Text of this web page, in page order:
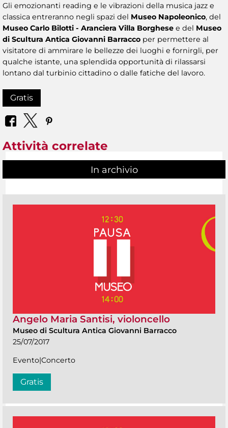
Gli emozionanti reading e le vibrazioni della musica jazz e
classica entreranno negli spazi del Museo Napoleonico, del
Museo Carlo Bilotti - Aranciera Villa Borghese e del Museo
di Scultura Antica Giovanni Barracco per permettere al
visitatore di ammirare le bellezze dei luoghi e fornirgli, per
qualche istante, una splendida opportunità di rilassarsi
lontano dal turbinio cittadino o dalle fatiche del lavoro.
Gratis
Attività correlate
In archivio
Angelo Maria Santisi, violoncello
Museo di Scultura Antica Giovanni Barracco
25/07/2017
Evento|Concerto
Gratis